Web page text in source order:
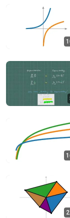
Necessary
Auto-
Mathe an